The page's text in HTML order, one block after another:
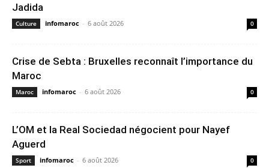
Jadida
Culture infomaroc - 6 août 2026 0
Crise de Sebta : Bruxelles reconnaît l’importance du
Maroc
Maroc infomaroc - 6 août 2026 0
L’OM et la Real Sociedad négocient pour Nayef
Aguerd
Sport infomaroc - 6 août 2026 0